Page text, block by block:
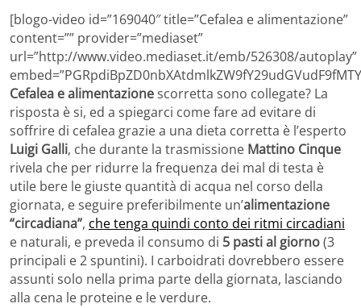
[blogo-video id=”169040″ title=”Cefalea e alimentazione”
content=”” provider=”mediaset”
url=”http://www.video.mediaset.it/emb/526308/autoplay”
Cefalea e alimentazionescorretta sono collegate? La
risposta è si, ed a spiegarci come fare ad evitare di
soffrire di cefalea grazie a una dieta corretta è l’esperto
Luigi Galli, che durante la trasmissione Mattino Cinque
rivela che per ridurre la frequenza dei mal di testa è
utile bere le giuste quantità di acqua nel corso della
giornata, e seguire preferibilmente un’alimentazione
“circadiana”, che tenga quindi conto dei ritmi circadiani
e naturali, e preveda il consumo di 5 pasti al giorno(3
principali e 2 spuntini). I carboidrati dovrebbero essere
assunti solo nella prima parte della giornata, lasciando
alla cena le proteine e le verdure.